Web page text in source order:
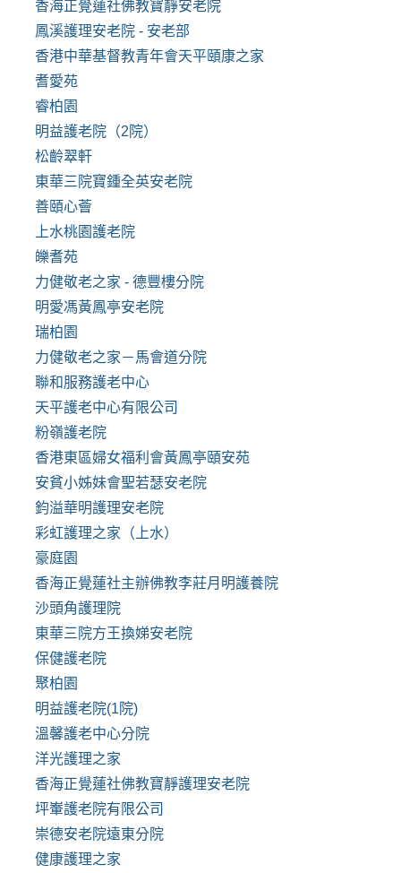
香海正覺蓮社佛教寶靜安老院
鳳溪護理安老院 - 安老部
香港中華基督教青年會天平頤康之家
耆愛苑
睿柏園
明益護老院（2院）
松齡翠軒
東華三院寶鍾全英安老院
善頤心薈
上水桃園護老院
皪耆苑
力健敬老之家 - 德豐樓分院
明愛馮黃鳳亭安老院
瑞柏園
力健敬老之家－馬會道分院
聯和服務護老中心
天平護老中心有限公司
粉嶺護老院
香港東區婦女福利會黃鳳亭頤安苑
安貧小姊妹會聖若瑟安老院
鈞溢華明護理安老院
彩虹護理之家（上水）
豪庭園
香海正覺蓮社主辦佛教李莊月明護養院
沙頭角護理院
東華三院方王換娣安老院
保健護老院
聚柏園
明益護老院(1院)
溫馨護老中心分院
洋光護理之家
香海正覺蓮社佛教寶靜護理安老院
坪輋護老院有限公司
崇德安老院遠東分院
健康護理之家